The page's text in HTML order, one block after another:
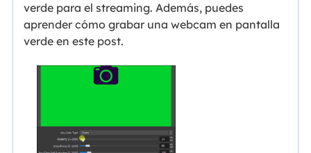
verde para el streaming. Además, puedes
aprender cómo grabar una webcam en pantalla
verde en este post.